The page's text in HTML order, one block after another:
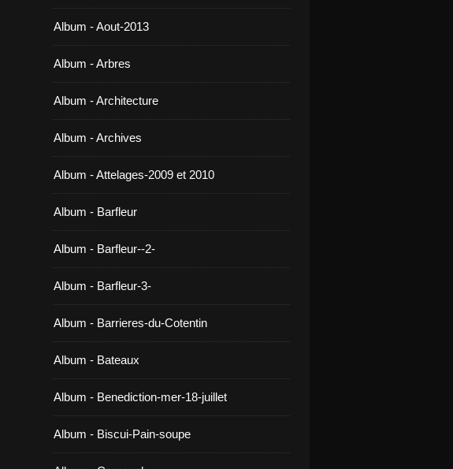
Album - Aout-2013
Album - Arbres
Album - Architecture
Album - Archives
Album - Attelages-2009 et 2010
Album - Barfleur
Album - Barfleur--2-
Album - Barfleur-3-
Album - Barrieres-du-Cotentin
Album - Bateaux
Album - Benediction-mer-18-juillet
Album - Biscui-Pain-soupe